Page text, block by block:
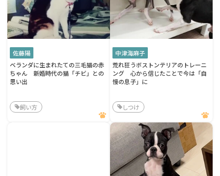
佐藤陽
ベランダに生まれたての三毛猫の赤
ちゃん 新婚時代の猫「チビ」との
思い出
飼い方
中津海麻子
荒れ狂うボストンテリアのトレーニ
ング 心から信じたことで今は「自
慢の息子」に
しつけ